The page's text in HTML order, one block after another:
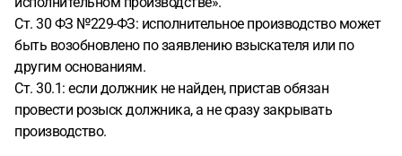
Ст. 30 ФЗ №229-ФЗ: исполнительное производство может
быть возобновлено по заявлению взыскателя или по
другим основаниям.
Ст. 30.1: если должник не найден, пристав обязан
провести розыск должника, а не сразу закрывать
производство.